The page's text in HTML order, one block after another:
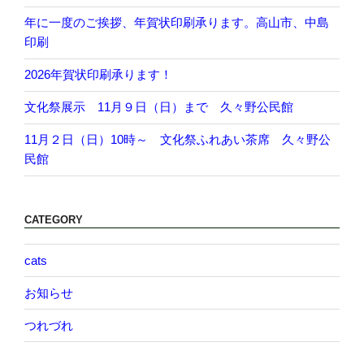
年に一度のご挨拶、年賀状印刷承ります。高山市、中島
印刷
2026年賀状印刷承ります！
文化祭展示 11月９日（日）まで 久々野公民館
11月２日（日）10時～ 文化祭ふれあい茶席 久々野公
民館
CATEGORY
cats
お知らせ
つれづれ